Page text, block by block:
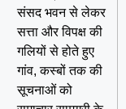
संसद भवन से लेकर
सत्ता और विपक्ष की
गलियों से होते हुए
गांव, कस्बों तक की
सूचनाओं को